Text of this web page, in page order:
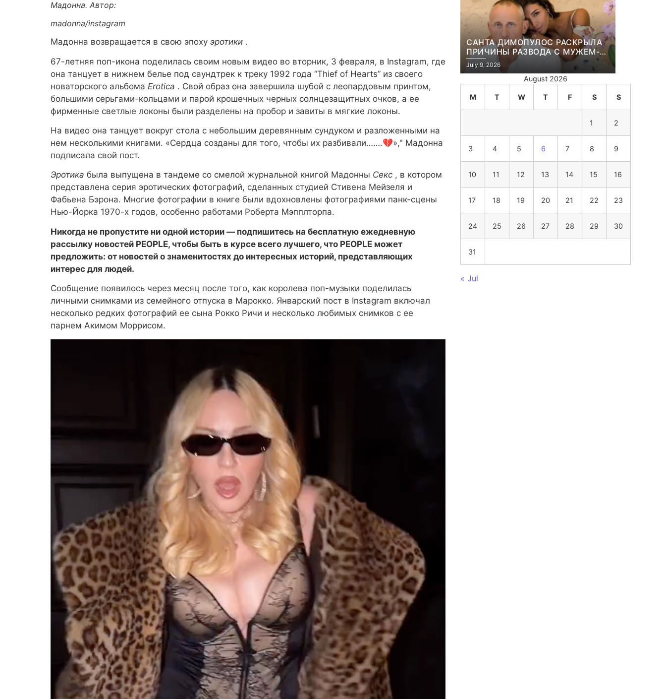
Мадонна. Автор:
madonna/instagram
Мадонна возвращается в свою эпоху эротики .
67-летняя поп-икона поделилась своим новым видео во вторник, 3 февраля, в Instagram, где
она танцует в нижнем белье под саундтрек к треку 1992 года “Thief of Hearts” из своего
новаторского альбома Erotica . Свой образ она завершила шубой с леопардовым принтом,
большими серьгами-кольцами и парой крошечных черных солнцезащитных очков, а ее
фирменные светлые локоны были разделены на пробор и завиты в мягкие локоны.
На видео она танцует вокруг стола с небольшим деревянным сундуком и разложенными на
нем несколькими книгами. «Сердца созданы для того, чтобы их разбивали…….💔»," Мадонна
подписала свой пост.
Эротика была выпущена в тандеме со смелой журнальной книгой Мадонны Секс , в котором
представлена ​​серия эротических фотографий, сделанных студией Стивена Мейзеля и
Фабьена Бэрона. Многие фотографии в книге были вдохновлены фотографиями панк-сцены
Нью-Йорка 1970-х годов, особенно работами Роберта Мэпплторпа.
Никогда не пропустите ни одной истории — подпишитесь на бесплатную ежедневную
рассылку новостей PEOPLE, чтобы быть в курсе всего лучшего, что PEOPLE может
предложить: от новостей о знаменитостях до интересных историй, представляющих
интерес для людей.
Сообщение появилось через месяц после того, как королева поп-музыки поделилась
личными снимками из семейного отпуска в Марокко. Январский пост в Instagram включал
несколько редких фотографий ее сына Рокко Ричи и несколько любимых снимков с ее
парнем Акимом Моррисом.
САНТА ДИМОПУЛОС РАСКРЫЛА
ПРИЧИНЫ РАЗВОДА С МУЖЕМ-
БИЗНЕСМЕНОМ
July 9, 2026
August 2026
M T W T F S S
1 2
3 4 5 6 7 8 9
10 11 12 13 14 15 16
17 18 19 20 21 22 23
24 25 26 27 28 29 30
31
« Jul